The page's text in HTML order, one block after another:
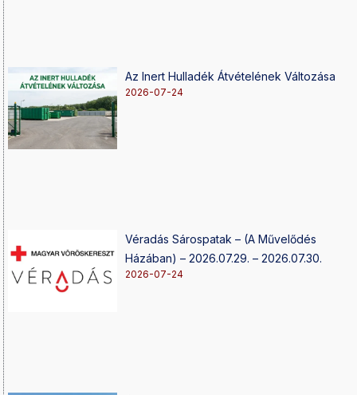
Az Inert Hulladék Átvételének Változása
2026-07-24
Véradás Sárospatak – (A Művelődés
Házában) – 2026.07.29. – 2026.07.30.
2026-07-24